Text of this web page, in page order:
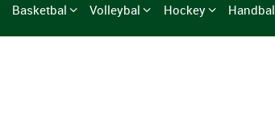
Basketbal Volleybal Hockey Handbal